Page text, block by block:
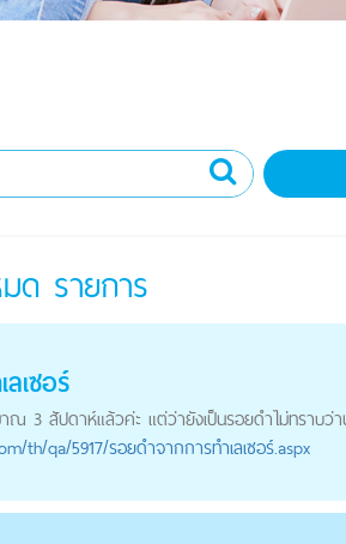
ด รายการ
เซอร์
าณ 3 สัปดาห์แล้วค่ะ แต่ว่ายังเป็นรอยดำไม่ทราบว่
/th/qa/5917/รอยดำจากการทำเลเซอร์.aspx